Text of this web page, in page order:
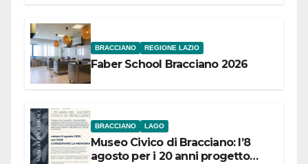
BRACCIANO REGIONE LAZIO
Faber School Bracciano 2026
BRACCIANO LAGO
Museo Civico di Bracciano: l’8
agosto per i 20 anni progetto